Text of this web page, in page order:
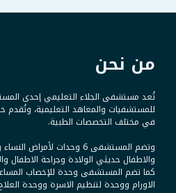
من نحن
تُعد مستشفى الجلاء التعليمي إحدى
للمستشفيات والمعاهد التعليمية، وتُقدم
في مختلف التخصصات الطبية.
وتضم المستشفى 6 وحدات
والاطفال حديثي الولادة وجراحة الاطفال
كما تضم المستشفى وحدة للإخصاب
الاورام ووحدة لتنظيم الاسرة ووحدة